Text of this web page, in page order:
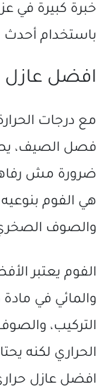
خبرة كبيرة في
باستخدام أحدث
افضل
مع درجات
فصل الصيف،
ضرورة مش
هي الفوم بنوعيه
والصوف الصخري،
الفوم يعتبر
والمائي في
التركيب،
الحراري لكنه
افضل عازل